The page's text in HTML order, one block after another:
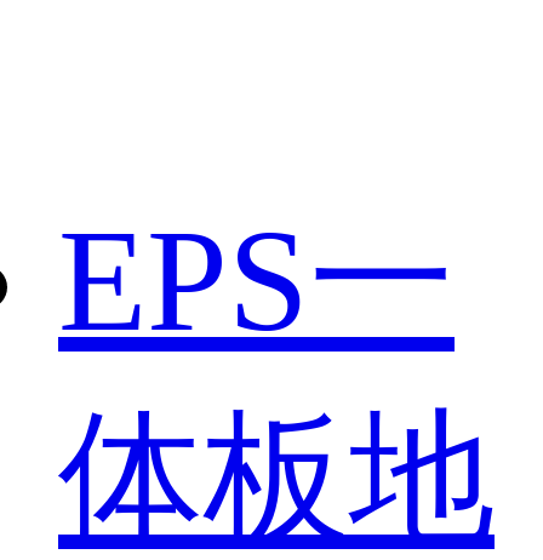
EPS一
体板地